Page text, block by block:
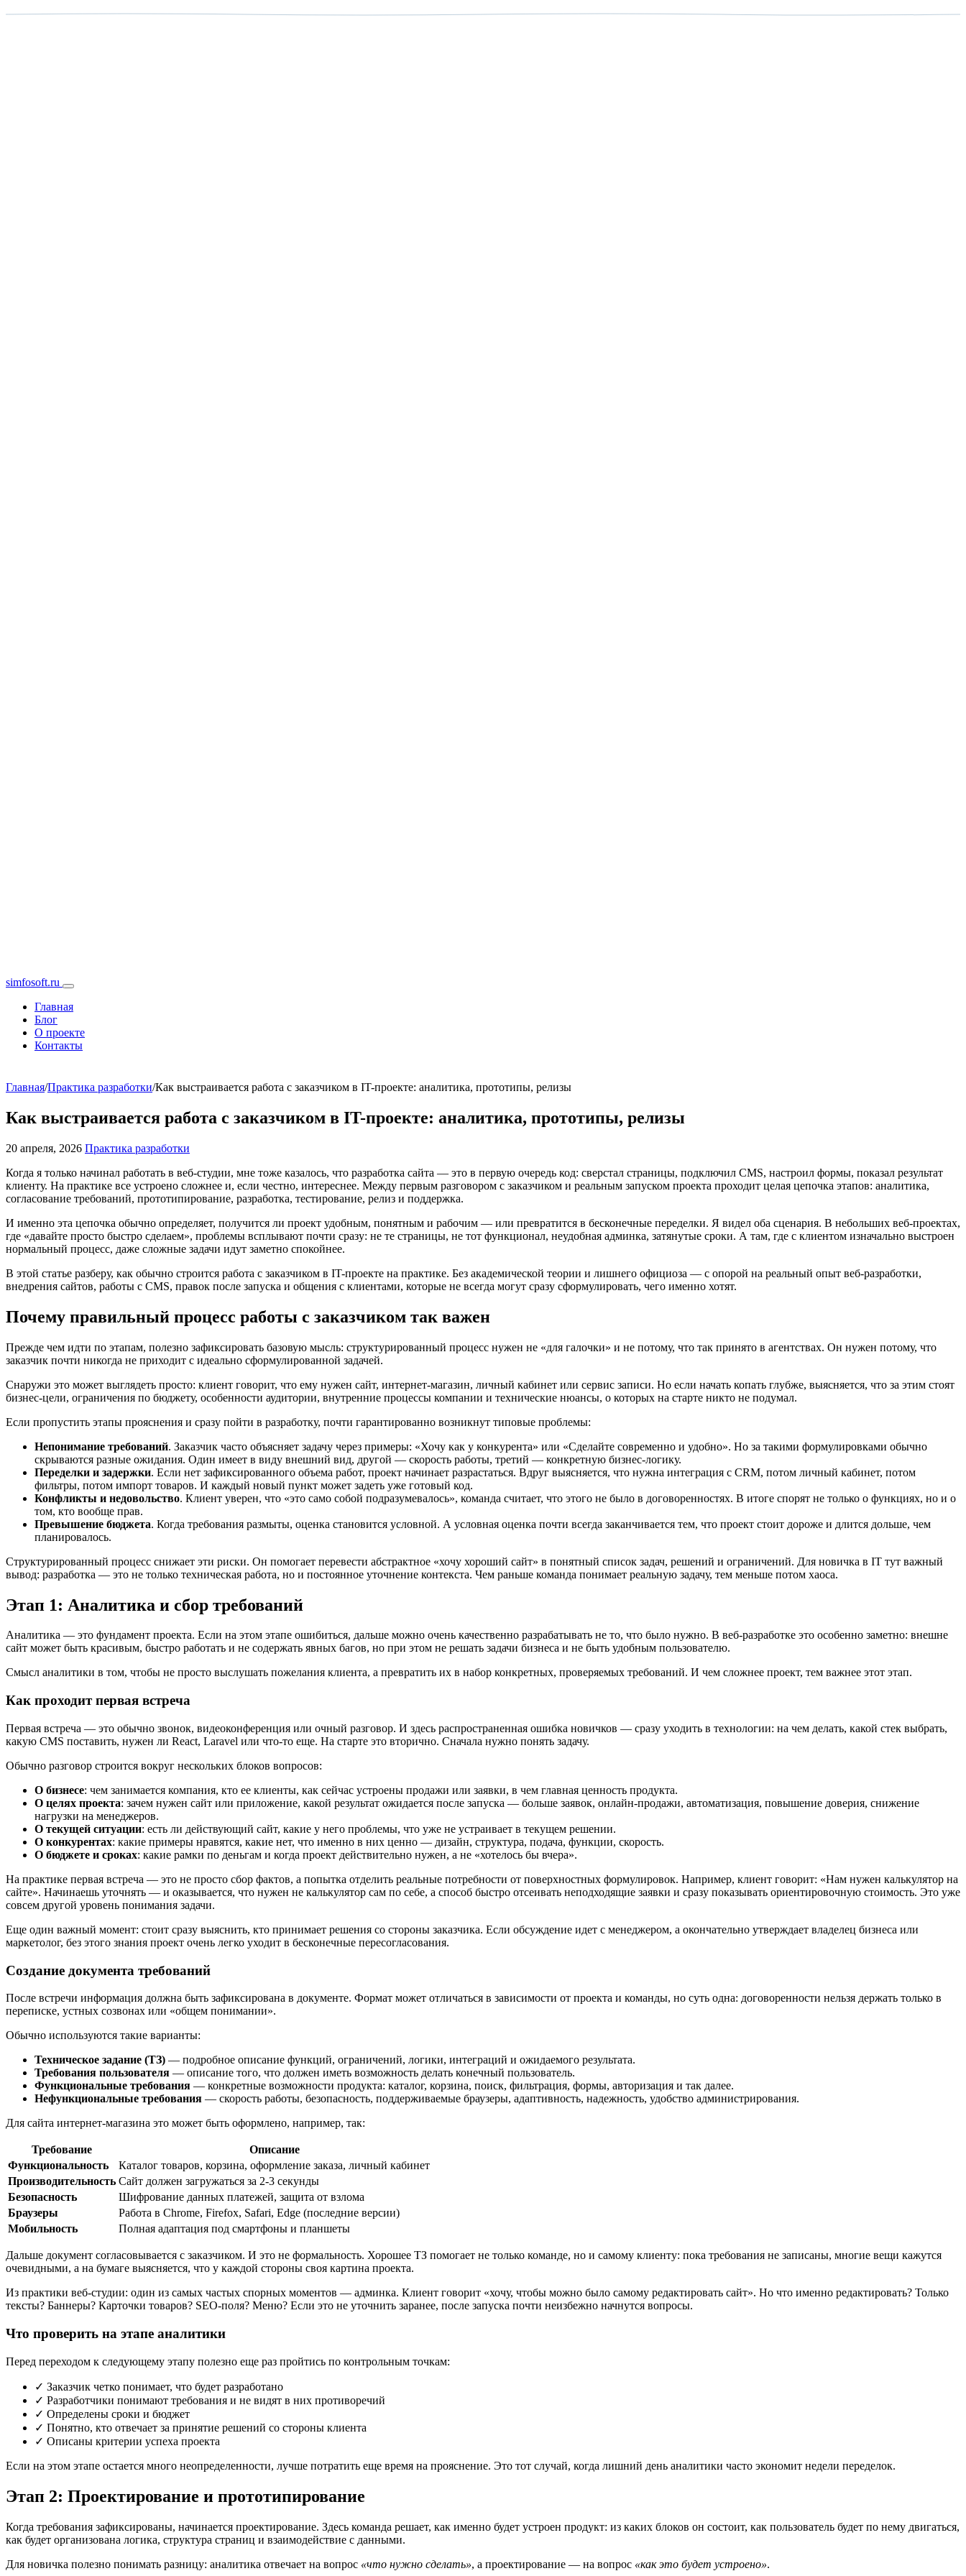
simfosoft.ru
Главная
Блог
О проекте
Контакты
Главная/Практика разработки/Как выстраивается работа с заказчиком в IT-проекте: аналитика, прототипы, релизы
Как выстраивается работа с заказчиком в IT-проекте: аналитика, прототипы, релизы
20 апреля, 2026 Практика разработки
Когда я только начинал работать в веб-студии, мне тоже казалось, что разработка сайта — это в первую очередь код: сверстал страницы, подключил CMS, настроил формы, показал результат
клиенту. На практике все устроено сложнее и, если честно, интереснее. Между первым разговором с заказчиком и реальным запуском проекта проходит целая цепочка этапов: аналитика,
согласование требований, прототипирование, разработка, тестирование, релиз и поддержка.
И именно эта цепочка обычно определяет, получится ли проект удобным, понятным и рабочим — или превратится в бесконечные переделки. Я видел оба сценария. В небольших веб-проектах,
где «давайте просто быстро сделаем», проблемы всплывают почти сразу: не те страницы, не тот функционал, неудобная админка, затянутые сроки. А там, где с клиентом изначально выстроен
нормальный процесс, даже сложные задачи идут заметно спокойнее.
В этой статье разберу, как обычно строится работа с заказчиком в IT-проекте на практике. Без академической теории и лишнего официоза — с опорой на реальный опыт веб-разработки,
внедрения сайтов, работы с CMS, правок после запуска и общения с клиентами, которые не всегда могут сразу сформулировать, чего именно хотят.
Почему правильный процесс работы с заказчиком так важен
Прежде чем идти по этапам, полезно зафиксировать базовую мысль: структурированный процесс нужен не «для галочки» и не потому, что так принято в агентствах. Он нужен потому, что
заказчик почти никогда не приходит с идеально сформулированной задачей.
Снаружи это может выглядеть просто: клиент говорит, что ему нужен сайт, интернет-магазин, личный кабинет или сервис записи. Но если начать копать глубже, выясняется, что за этим стоят
бизнес-цели, ограничения по бюджету, особенности аудитории, внутренние процессы компании и технические нюансы, о которых на старте никто не подумал.
Если пропустить этапы прояснения и сразу пойти в разработку, почти гарантированно возникнут типовые проблемы:
Непонимание требований. Заказчик часто объясняет задачу через примеры: «Хочу как у конкурента» или «Сделайте современно и удобно». Но за такими формулировками обычно
скрываются разные ожидания. Один имеет в виду внешний вид, другой — скорость работы, третий — конкретную бизнес-логику.
Переделки и задержки. Если нет зафиксированного объема работ, проект начинает разрастаться. Вдруг выясняется, что нужна интеграция с CRM, потом личный кабинет, потом
фильтры, потом импорт товаров. И каждый новый пункт может задеть уже готовый код.
Конфликты и недовольство. Клиент уверен, что «это само собой подразумевалось», команда считает, что этого не было в договоренностях. В итоге спорят не только о функциях, но и о
том, кто вообще прав.
Превышение бюджета. Когда требования размыты, оценка становится условной. А условная оценка почти всегда заканчивается тем, что проект стоит дороже и длится дольше, чем
планировалось.
Структурированный процесс снижает эти риски. Он помогает перевести абстрактное «хочу хороший сайт» в понятный список задач, решений и ограничений. Для новичка в IT тут важный
вывод: разработка — это не только техническая работа, но и постоянное уточнение контекста. Чем раньше команда понимает реальную задачу, тем меньше потом хаоса.
Этап 1: Аналитика и сбор требований
Аналитика — это фундамент проекта. Если на этом этапе ошибиться, дальше можно очень качественно разрабатывать не то, что было нужно. В веб-разработке это особенно заметно: внешне
сайт может быть красивым, быстро работать и не содержать явных багов, но при этом не решать задачи бизнеса и не быть удобным пользователю.
Смысл аналитики в том, чтобы не просто выслушать пожелания клиента, а превратить их в набор конкретных, проверяемых требований. И чем сложнее проект, тем важнее этот этап.
Как проходит первая встреча
Первая встреча — это обычно звонок, видеоконференция или очный разговор. И здесь распространенная ошибка новичков — сразу уходить в технологии: на чем делать, какой стек выбрать,
какую CMS поставить, нужен ли React, Laravel или что-то еще. На старте это вторично. Сначала нужно понять задачу.
Обычно разговор строится вокруг нескольких блоков вопросов:
О бизнесе: чем занимается компания, кто ее клиенты, как сейчас устроены продажи или заявки, в чем главная ценность продукта.
О целях проекта: зачем нужен сайт или приложение, какой результат ожидается после запуска — больше заявок, онлайн-продажи, автоматизация, повышение доверия, снижение
нагрузки на менеджеров.
О текущей ситуации: есть ли действующий сайт, какие у него проблемы, что уже не устраивает в текущем решении.
О конкурентах: какие примеры нравятся, какие нет, что именно в них ценно — дизайн, структура, подача, функции, скорость.
О бюджете и сроках: какие рамки по деньгам и когда проект действительно нужен, а не «хотелось бы вчера».
На практике первая встреча — это не просто сбор фактов, а попытка отделить реальные потребности от поверхностных формулировок. Например, клиент говорит: «Нам нужен калькулятор на
сайте». Начинаешь уточнять — и оказывается, что нужен не калькулятор сам по себе, а способ быстро отсеивать неподходящие заявки и сразу показывать ориентировочную стоимость. Это уже
совсем другой уровень понимания задачи.
Еще один важный момент: стоит сразу выяснить, кто принимает решения со стороны заказчика. Если обсуждение идет с менеджером, а окончательно утверждает владелец бизнеса или
маркетолог, без этого знания проект очень легко уходит в бесконечные пересогласования.
Создание документа требований
После встречи информация должна быть зафиксирована в документе. Формат может отличаться в зависимости от проекта и команды, но суть одна: договоренности нельзя держать только в
переписке, устных созвонах или «общем понимании».
Обычно используются такие варианты:
Техническое задание (ТЗ) — подробное описание функций, ограничений, логики, интеграций и ожидаемого результата.
Требования пользователя — описание того, что должен иметь возможность делать конечный пользователь.
Функциональные требования — конкретные возможности продукта: каталог, корзина, поиск, фильтрация, формы, авторизация и так далее.
Нефункциональные требования — скорость работы, безопасность, поддерживаемые браузеры, адаптивность, надежность, удобство администрирования.
Для сайта интернет-магазина это может быть оформлено, например, так:
Требование
Описание
Функциональность
Каталог товаров, корзина, оформление заказа, личный кабинет
Производительность Сайт должен загружаться за 2-3 секунды
Безопасность
Шифрование данных платежей, защита от взлома
Браузеры
Работа в Chrome, Firefox, Safari, Edge (последние версии)
Мобильность
Полная адаптация под смартфоны и планшеты
Дальше документ согласовывается с заказчиком. И это не формальность. Хорошее ТЗ помогает не только команде, но и самому клиенту: пока требования не записаны, многие вещи кажутся
очевидными, а на бумаге выясняется, что у каждой стороны своя картина проекта.
Из практики веб-студии: один из самых частых спорных моментов — админка. Клиент говорит «хочу, чтобы можно было самому редактировать сайт». Но что именно редактировать? Только
тексты? Баннеры? Карточки товаров? SEO-поля? Меню? Если это не уточнить заранее, после запуска почти неизбежно начнутся вопросы.
Что проверить на этапе аналитики
Перед переходом к следующему этапу полезно еще раз пройтись по контрольным точкам:
✓ Заказчик четко понимает, что будет разработано
✓ Разработчики понимают требования и не видят в них противоречий
✓ Определены сроки и бюджет
✓ Понятно, кто отвечает за принятие решений со стороны клиента
✓ Описаны критерии успеха проекта
Если на этом этапе остается много неопределенности, лучше потратить еще время на прояснение. Это тот случай, когда лишний день аналитики часто экономит недели переделок.
Этап 2: Проектирование и прототипирование
Когда требования зафиксированы, начинается проектирование. Здесь команда решает, как именно будет устроен продукт: из каких блоков он состоит, как пользователь будет по нему двигаться,
как будет организована логика, структура страниц и взаимодействие с данными.
Для новичка полезно понимать разницу: аналитика отвечает на вопрос «что нужно сделать», а проектирование — на вопрос «как это будет устроено».